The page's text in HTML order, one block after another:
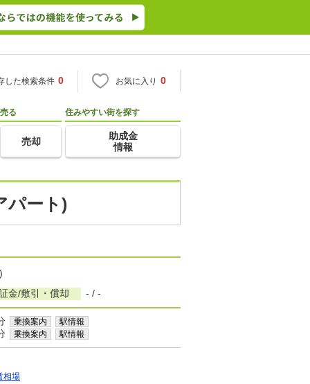
した検索条件 0 お気に入り 0
売る
売却
住みやすい街を探す
助成金
情報
パート)
金/敷引・償却
- / -
乗換案内 駅情報
乗換案内 駅情報
相場